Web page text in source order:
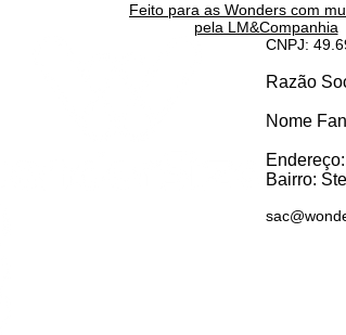
Feito para as Wonders com
pela LM&Companhia
CNPJ:
Razão
Nome
Endereço:
Bairro: S